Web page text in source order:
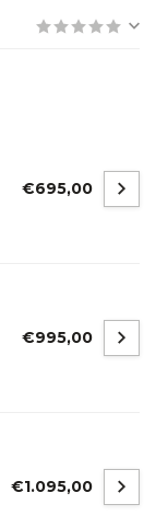
€695,00
€995,00
€1.095,00